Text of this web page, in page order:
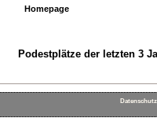
Homepage
Podestplätze der letzten 3
Datenschutz